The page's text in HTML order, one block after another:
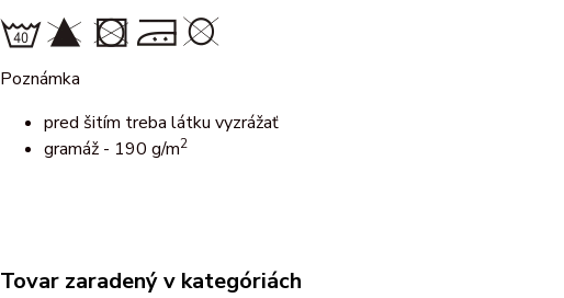
Poznámka
pred šitím treba látku vyzrážať
gramáž - 190 g/m2
Tovar zaradený v kategóriách